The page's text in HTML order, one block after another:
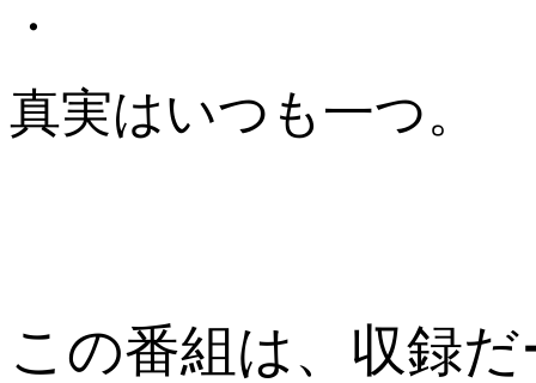
・
真実はいつも一つ。
この番組は、収録